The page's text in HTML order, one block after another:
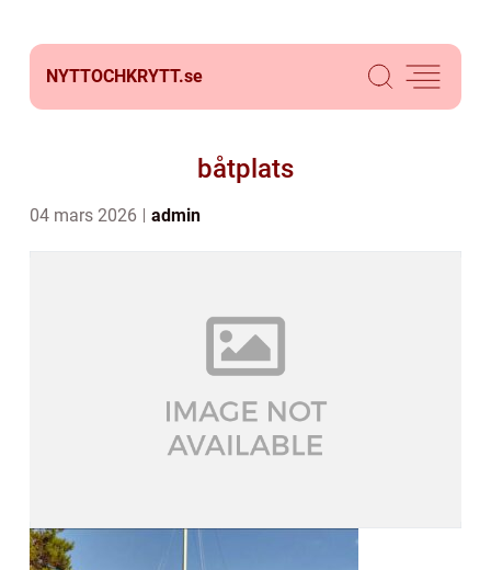
NYTTOCHKRYTT.se
båtplats
04 mars 2026 admin